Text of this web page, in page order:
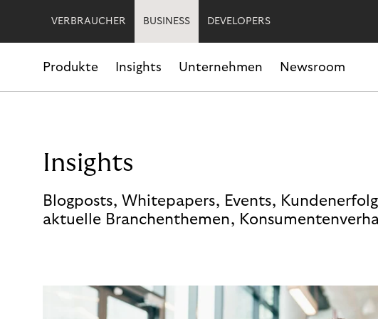
VERBRAUCHER BUSINESS DEVELOPERS
Produkte Insights Unternehmen Newsroom
Insights
Blogposts, Whitepapers, Events,
aktuelle Branchenthemen,